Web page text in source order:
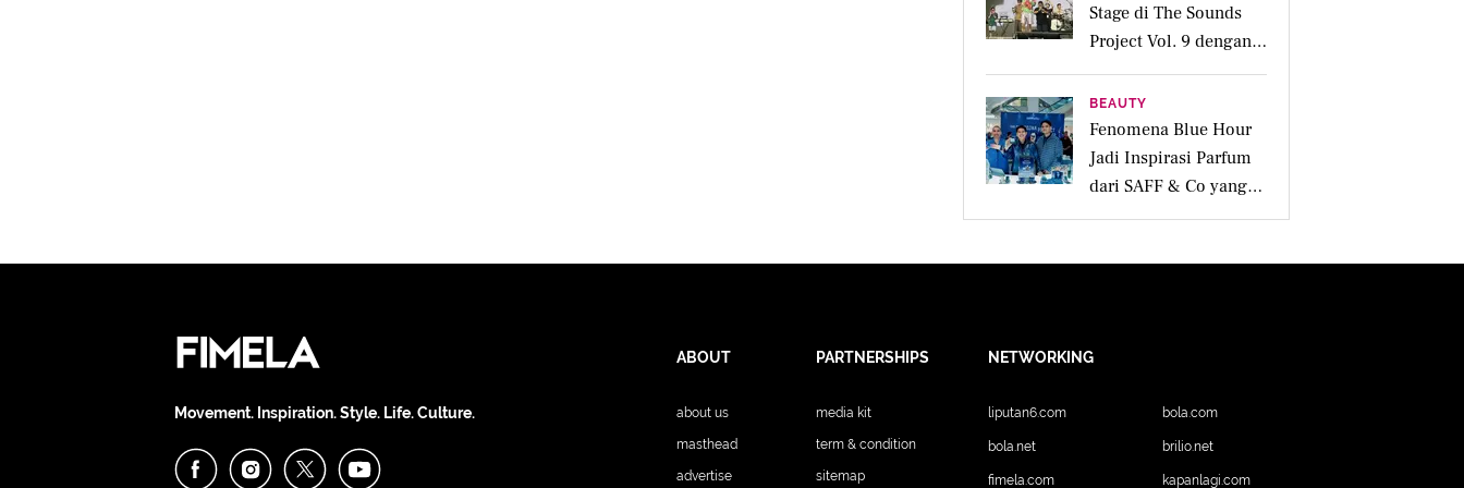
Stage di The Sounds
Project Vol. 9 dengan
Deretan Hitsnya
BEAUTY
Fenomena Blue Hour
Jadi Inspirasi Parfum
dari SAFF & Co yang
Beraroma Hangat dan
Movement. Inspiration. Style. Life. Culture.
ABOUT PARTNERSHIPS
about us media kit
masthead term & condition
advertise sitemap
NETWORKING
liputan6.com bola.com
bola.net brilio.net
fimela.com kapanlagi.com